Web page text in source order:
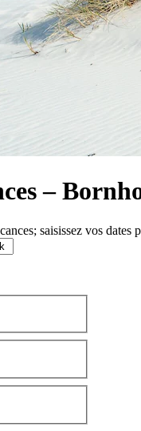
–
saisissez vos